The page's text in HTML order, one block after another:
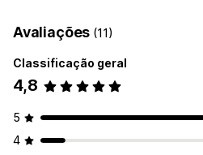
Avaliações (11)
Classificação geral
4,8
5
4